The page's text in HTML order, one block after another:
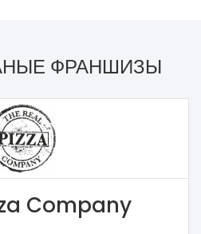
ФРАНШИЗЫ
Company